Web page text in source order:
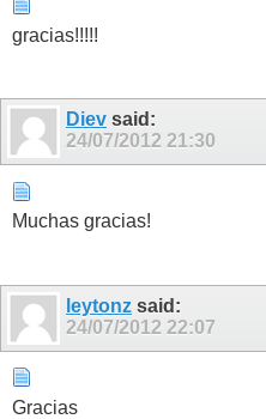
gracias!!!!!
Diev said:
24/07/2012 21:30
Muchas gracias!
leytonz said:
24/07/2012 22:07
Gracias